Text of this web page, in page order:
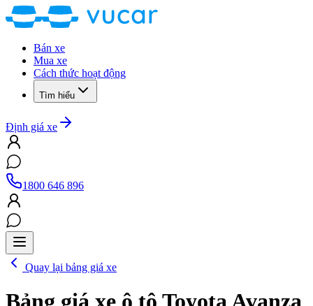
Bán xe
Mua xe
Cách thức hoạt động
Tìm hiểu
Định giá xe
1800 646 896
Quay lại bảng giá xe